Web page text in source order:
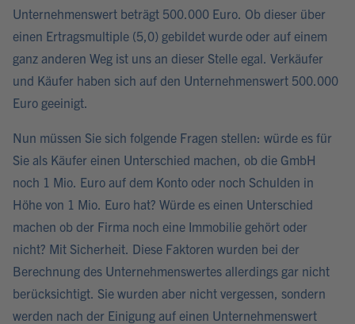
Unternehmenswert beträgt 500.000 Euro. Ob dieser über
einen Ertragsmultiple (5,0) gebildet wurde oder auf einem
ganz anderen Weg ist uns an dieser Stelle egal. Verkäufer
und Käufer haben sich auf den Unternehmenswert 500.000
Euro geeinigt.
Nun müssen Sie sich folgende Fragen stellen: würde es für
Sie als Käufer einen Unterschied machen, ob die GmbH
noch 1 Mio. Euro auf dem Konto oder noch Schulden in
Höhe von 1 Mio. Euro hat? Würde es einen Unterschied
machen ob der Firma noch eine Immobilie gehört oder
nicht? Mit Sicherheit. Diese Faktoren wurden bei der
Berechnung des Unternehmenswertes allerdings gar nicht
berücksichtigt. Sie wurden aber nicht vergessen, sondern
werden nach der Einigung auf einen Unternehmenswert